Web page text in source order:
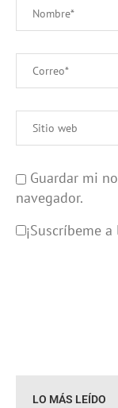
Guardar mi
navegador.
¡Suscríbeme
LO MÁS LEÍDO